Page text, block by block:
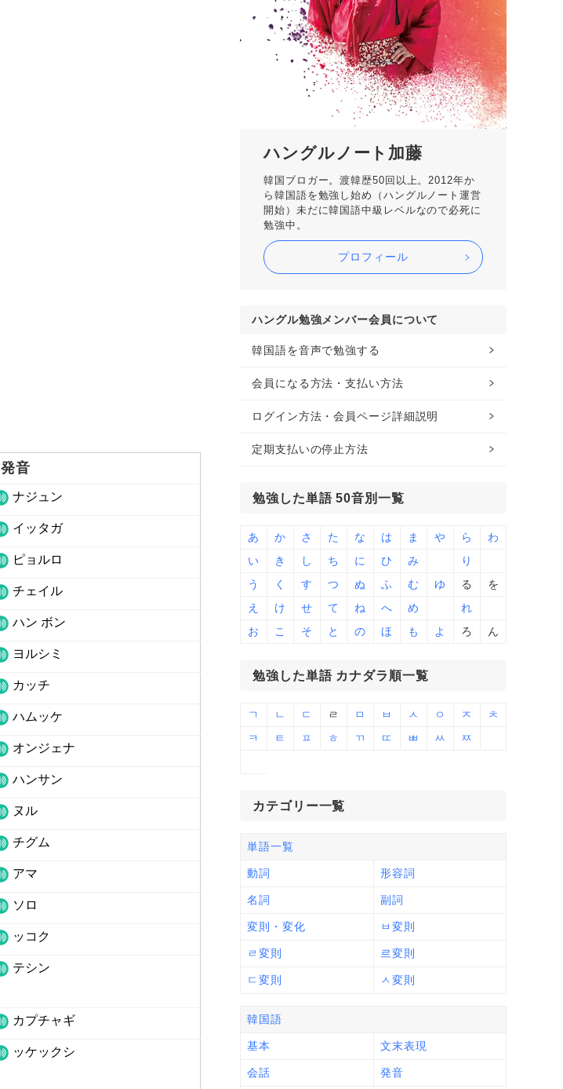
発音
ナジュン
イッタガ
ピョルロ
チェイル
ハン ボン
ヨルシミ
カッチ
ハムッケ
オンジェナ
ハンサン
ヌル
チグム
アマ
ソロ
ッコク
テシン
カプチャギ
ッケックシ
ハングルノート加藤
韓国ブロガー。渡韓歴50回以上。2012年か
ら韓国語を勉強し始め（ハングルノート運営
開始）未だに韓国語中級レベルなので必死に
勉強中。
プロフィール
ハングル勉強メンバー会員について
韓国語を音声で勉強する
会員になる方法・支払い方法
ログイン方法・会員ページ詳細説明
定期支払いの停止方法
勉強した単語 50音別一覧
あ か さ た な は ま や ら
わ
い
き し ち に ひ み
り
う
く す つ ぬ ふ む ゆ る
を
え
け せ て ね へ め
れ
お
こ そ と の ほ も よ ろ ん
勉強した単語 カナダラ順一覧
ㄱ ㄴ ㄷ ㄹ ㅁ ㅂ ㅅ ㅇ ㅈ
ㅊ
ㅋ
ㅌ ㅍ ㅎ ㄲ ㄸ ㅃ ㅆ ㅉ
カテゴリー一覧
単語一覧
動詞 形容詞
名詞 副詞
変則・変化 ㅂ変則
ㄹ変則 르変則
ㄷ変則 ㅅ変則
韓国語
基本 文末表現
会話 発音